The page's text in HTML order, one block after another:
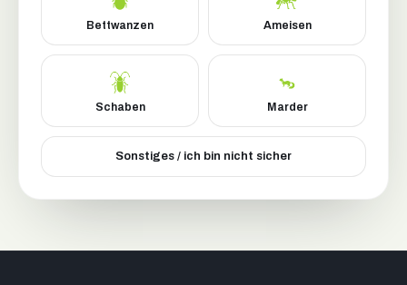
Bettwanzen Ameisen
Schaben Marder
Sonstiges / ich bin nicht sicher